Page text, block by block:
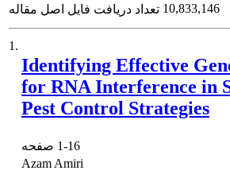
تعداد دریافت فایل اصل مقاله 10,833,146
1.
Identifying Effective
for RNA Interference in
Pest Control Strategies
1-16
Azam Amiri